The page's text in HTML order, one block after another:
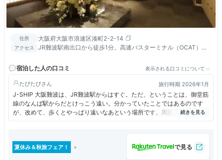
住所 大阪府大阪市浪速区湊町2-2-14
アクセス
JR難波駅南出口から徒歩1分。高速バスターミナル（OCAT）か
宿泊した人の口コミ
表示される口コミについて
たびたび 旅行時期 2026年1月
J-SHIP 大阪難波は、JR難波駅からはすぐ。ただ、ということは、御堂筋
線のなんば駅からだとけっこう遠い。分かっていたことではあるのです
が、改めて、歩くとやっぱり遠いなあという場所です。周囲も夜は暗いの
で、ちょっと心細いですね。基本はカプセルホテルなんですが、中心部か
夏休み＆秋旅フェア！